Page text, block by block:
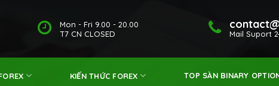
Mail Suport
Mon - Fri 9.00 - 20.00
T7 CN CLOSED
KIẾN THỨC FOREX TOP SÀN BINARY